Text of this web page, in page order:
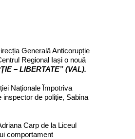
Generală Anticorupție
Regional Iași o nouă
–LIBERTATE” (VAL).
Naționale Împotriva
de poliție, Sabina
Carp de la Liceul
comportament